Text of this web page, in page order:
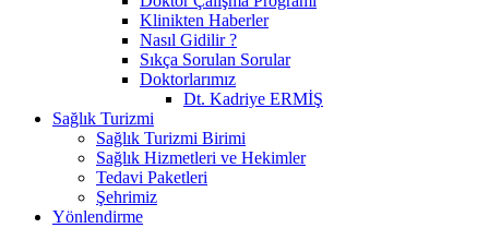
Klinikten Haberler
Nasıl Gidilir ?
Sıkça Sorulan Sorular
Doktorlarımız
Dt. Kadriye ERMİŞ
Sağlık Turizmi
Sağlık Turizmi Birimi
Sağlık Hizmetleri ve Hekimler
Tedavi Paketleri
Şehrimiz
Yönlendirme